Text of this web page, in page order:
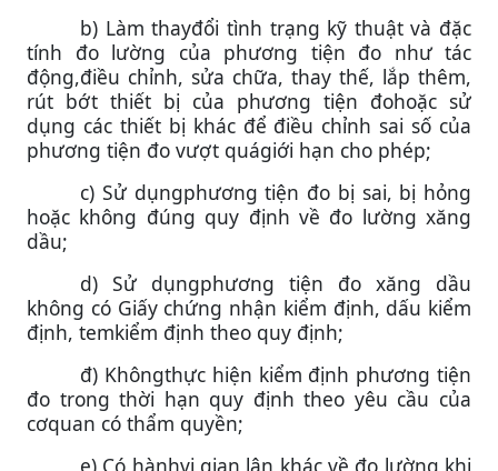
b) Làm thayđổi tình trạng kỹ thuật và đặc
tính đo lường của phương tiện đo như tác
động,điều chỉnh, sửa chữa, thay thế, lắp thêm,
rút bớt thiết bị của phương tiện đohoặc sử
dụng các thiết bị khác để điều chỉnh sai số của
phương tiện đo vượt quágiới hạn cho phép;
c) Sử dụngphương tiện đo bị sai, bị hỏng
hoặc không đúng quy định về đo lường xăng
dầu;
d) Sử dụngphương tiện đo xăng dầu
không có Giấy chứng nhận kiểm định, dấu kiểm
định, temkiểm định theo quy định;
đ) Khôngthực hiện kiểm định phương tiện
đo trong thời hạn quy định theo yêu cầu của
cơquan có thẩm quyền;
e) Có hànhvi gian lận khác về đo lường khi